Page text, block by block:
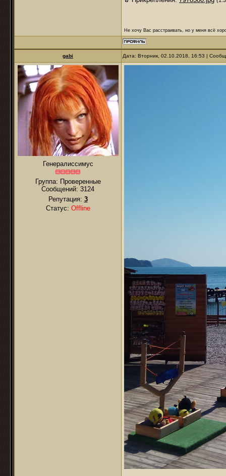
Не хочу Вас расстраивать, но у меня всё
gabi Дата: Вторник, 02.10.2018, 16:53 |
Генералиссимус
Группа: Проверенные
Сообщений: 3124
Репутация: 3
Статус: Offline